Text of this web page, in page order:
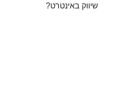
שיווק באינטרט?